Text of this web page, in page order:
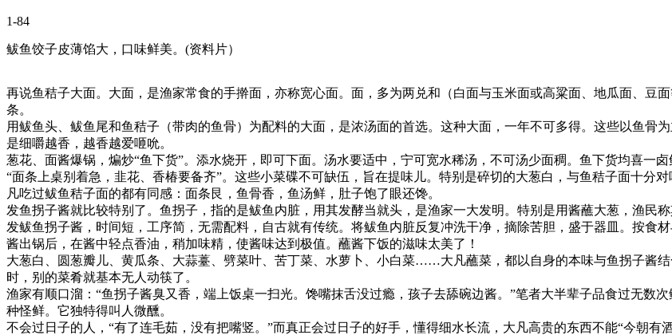
1-84
鲅鱼饺子皮薄馅大，口味鲜美。(资料片）
再说鱼秸子大面。大面，是渔家常食的手擀面，亦称宽心面。面，多为两兑和（白面与玉米面或高粱面、地瓜面、豆
条。
用鲅鱼头、鲅鱼尾和鱼秸子（带肉的鱼骨）为配料的大面，是浓汤面的首选。这种大面，一年不可多得。这些以鱼骨
是细嚼越香，越香越爱咂吮。
葱花、面酱爆锅，煸炒“鱼下货”。添水烧开，即可下面。汤水要适中，宁可宽水稀汤，不可汤少面稠。鱼下货均喜一卤
“面条上桌别着急，韭花、香椿要备齐”。这些小菜碟不可缺伍，旨在提味儿。特别是碎切的大葱白，与鱼秸子面十分
凡吃过鲅鱼秸子面的都有同感：面条艮，鱼骨香，鱼汤鲜，肚子饱了眼还馋。
发鱼拐子酱就比较特别了。鱼拐子，指的是鲅鱼内脏，用其发酵当就头，是渔家一大发明。特别是用酱蘸大葱，渔民
发鲅鱼拐子酱，时间短，工序简，无需配料，自古就有传统。将鲅鱼内脏反复冲洗干净，摘除苦胆，盛于器皿。按食
酱出锅后，在酱中轻点香油，稍加味精，使酱味达到极值。蘸酱下饭的滋味太美了！
大葱白、圆葱瓣儿、黄瓜条、大蒜薹、劈菜叶、苦丁菜、水萝卜、小白菜……大凡蘸菜，都以自身的本味与鱼拐子酱
时，别的菜肴就基本无人动筷了。
渔家有顺口溜：“鱼拐子酱臭又香，端上饭桌一扫光。馋嘴抹舌没过瘾，孩子去舔碗边酱。”笔者大半辈子品食过无数
种怪鲜。它独特得叫人微醺。
不会过日子的人，“有了连毛茹，没有把嘴竖。”而真正会过日子的好手，懂得细水长流，大凡高贵的东西不能“今朝有